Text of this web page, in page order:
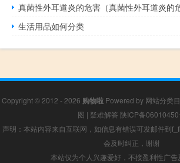
真菌性外耳道炎的危害（真菌性外耳道炎的
生活用品如何分类
Copyright © 2012 - 2026 购物啦 Powered by 网站分类
图 | 疑难解答 陕ICP备06010450
声明：本站内容来自互联网，如信息有错误可发邮件到
会及时纠正，谢谢
本站仅为个人兴趣爱好，不接盈利性广告